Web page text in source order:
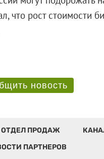
что рост стоимости
новость
ОТДЕЛ ПРОДАЖ
ПАРТНЕРОВ